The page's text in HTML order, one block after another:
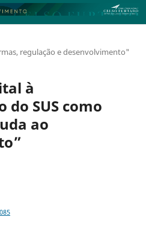
regulação e desenvolvimento"
à
SUS como
ao